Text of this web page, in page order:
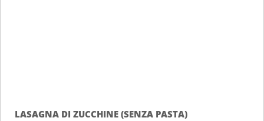
LASAGNA DI ZUCCHINE (SENZA PASTA)